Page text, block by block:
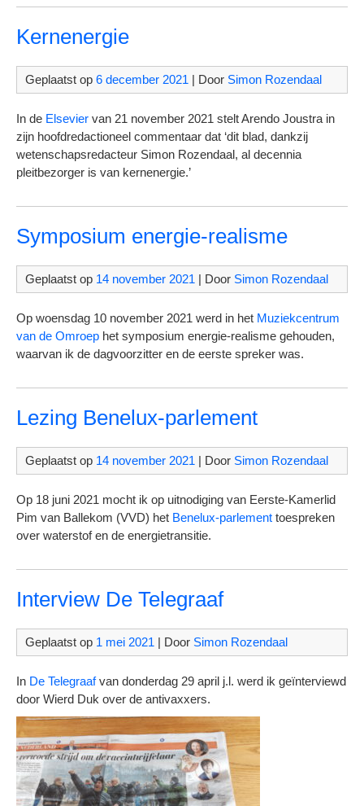
Kernenergie
Geplaatst op 6 december 2021 | Door Simon Rozendaal
In de Elsevier van 21 november 2021 stelt Arendo Joustra in
zijn hoofdredactioneel commentaar dat ‘dit blad, dankzij
wetenschapsredacteur Simon Rozendaal, al decennia
pleitbezorger is van kernenergie.’
Symposium energie-realisme
Geplaatst op 14 november 2021 | Door Simon Rozendaal
Op woensdag 10 november 2021 werd in het Muziekcentrum
van de Omroep het symposium energie-realisme gehouden,
waarvan ik de dagvoorzitter en de eerste spreker was.
Lezing Benelux-parlement
Geplaatst op 14 november 2021 | Door Simon Rozendaal
Op 18 juni 2021 mocht ik op uitnodiging van Eerste-Kamerlid
Pim van Ballekom (VVD) het Benelux-parlement toespreken
over waterstof en de energietransitie.
Interview De Telegraaf
Geplaatst op 1 mei 2021 | Door Simon Rozendaal
In De Telegraafvan donderdag 29 april j.l. werd ik geïnterviewd
door Wierd Duk over de antivaxxers.